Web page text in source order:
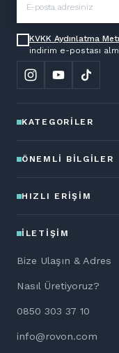
KVKK Aydınlatma
indirim e-postası
KATEGORILER
ÖNEMLI BILGILER
HIZLI ERIŞIM
İLETIŞIM
Bize Ulaşın & Adres
Nasıl Üretiyoruz?
0850 303 37 10
info@rovon.com